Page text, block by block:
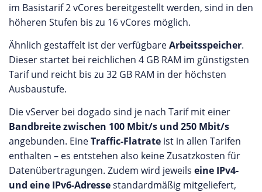
im Basistarif 2 vCores bereitgestellt werden, sind in den
höheren Stufen bis zu 16 vCores möglich.
Ähnlich gestaffelt ist der verfügbareArbeitsspeicher.
Dieser startet bei reichlichen 4 GB RAM im günstigsten
Tarif und reicht bis zu 32 GB RAM in der höchsten
Ausbaustufe.
Die vServer bei dogado sind je nach Tarif mit einer
Bandbreite zwischen 100 Mbit/s und 250 Mbit/s
angebunden. EineTraffic-Flatrate ist in allen Tarifen
enthalten – es entstehen also keine Zusatzkosten für
Datenübertragungen. Zudem wird jeweils eine IPv4-
und eine IPv6-Adressestandardmäßig mitgeliefert,